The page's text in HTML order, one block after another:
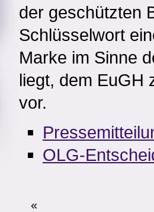
der geschützten
Schlüsselwort
Marke im Sinne
liegt, dem EuGH
vor.
OLG-
«